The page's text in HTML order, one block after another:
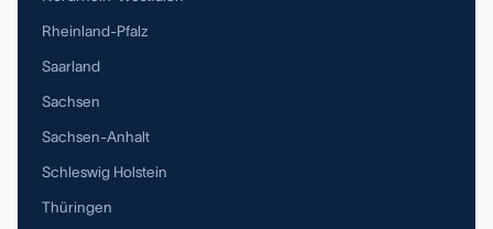
Rheinland-Pfalz
Saarland
Sachsen
Sachsen-Anhalt
Schleswig Holstein
Thüringen